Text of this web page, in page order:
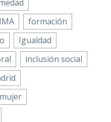
formación
Igualdad
inclusión social
mujer